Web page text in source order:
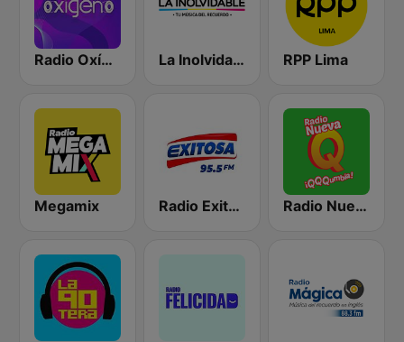
Radio Oxígeno La Inolvidable RPP Lima
Megamix Radio Exitosa Radio Nueva Q